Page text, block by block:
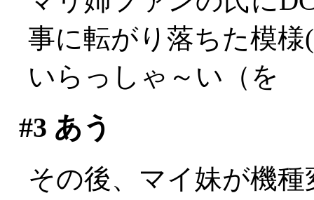
事に転がり落ちた模
いらっしゃ～い（を
#3 あう
その後、マイ妹が機